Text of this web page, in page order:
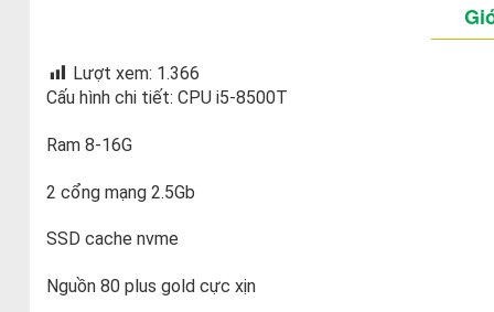
Lượt xem: 1.366
Cấu hình chi tiết: CPU i5-8500T
Ram 8-16G
2 cổng mạng 2.5Gb
SSD cache nvme
Nguồn 80 plus gold cực xịn